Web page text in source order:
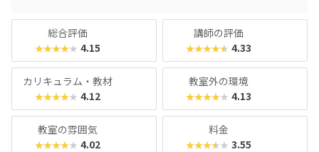
総合評価
★★★★★ 4.15
講師の評価
★★★★★ 4.33
カリキュラム・教材
★★★★★ 4.12
教室外の環境
★★★★★ 4.13
教室の雰囲気
★★★★★ 4.02
料金
★★★★★ 3.55